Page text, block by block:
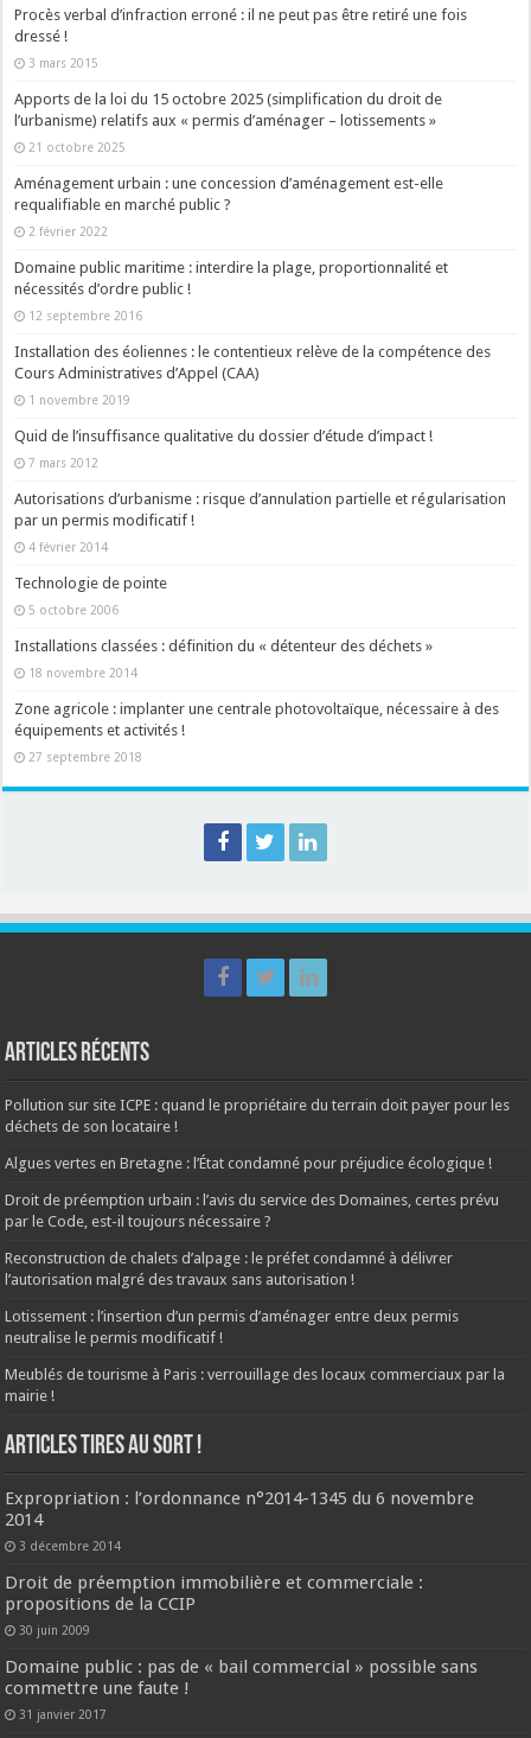
Procès verbal d’infraction erroné : il ne peut pas être retiré une fois
dressé !
3 mars 2015
Apports de la loi du 15 octobre 2025 (simplification du droit de
l’urbanisme) relatifs aux « permis d’aménager – lotissements »
21 octobre 2025
Aménagement urbain : une concession d’aménagement est-elle
requalifiable en marché public ?
2 février 2022
Domaine public maritime : interdire la plage, proportionnalité et
nécessités d’ordre public !
12 septembre 2016
Installation des éoliennes : le contentieux relève de la compétence des
Cours Administratives d’Appel (CAA)
1 novembre 2019
Quid de l’insuffisance qualitative du dossier d’étude d’impact !
7 mars 2012
Autorisations d’urbanisme : risque d’annulation partielle et régularisation
par un permis modificatif !
4 février 2014
Technologie de pointe
5 octobre 2006
Installations classées : définition du « détenteur des déchets »
18 novembre 2014
Zone agricole : implanter une centrale photovoltaïque, nécessaire à des
équipements et activités !
27 septembre 2018
Articles récents
Pollution sur site ICPE : quand le propriétaire du terrain doit payer pour les
déchets de son locataire !
Algues vertes en Bretagne : l’État condamné pour préjudice écologique !
Droit de préemption urbain : l’avis du service des Domaines, certes prévu
par le Code, est-il toujours nécessaire ?
Reconstruction de chalets d’alpage : le préfet condamné à délivrer
l’autorisation malgré des travaux sans autorisation !
Lotissement : l’insertion d’un permis d’aménager entre deux permis
neutralise le permis modificatif !
Meublés de tourisme à Paris : verrouillage des locaux commerciaux par la
mairie !
ARTICLES TIRES AU SORT !
Expropriation : l’ordonnance n°2014-1345 du 6 novembre
2014
3 décembre 2014
Droit de préemption immobilière et commerciale :
propositions de la CCIP
30 juin 2009
Domaine public : pas de « bail commercial » possible sans
commettre une faute !
31 janvier 2017